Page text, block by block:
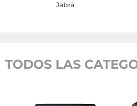
Jabra
TODOS LAS